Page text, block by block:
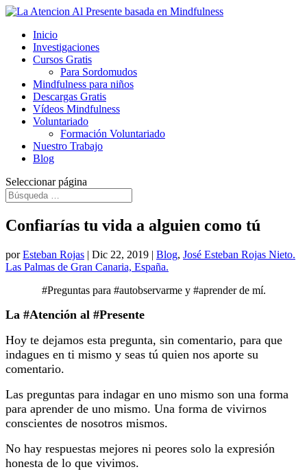
Inicio
Investigaciones
Cursos Gratis
Para Sordomudos
Mindfulness para niños
Descargas Gratis
Vídeos Mindfulness
Voluntariado
Formación Voluntariado
Nuestro Trabajo
Blog
Seleccionar página
Confiarías tu vida a alguien como tú
porEsteban Rojas | Dic 22, 2019 | Blog, José Esteban Rojas Nieto.
Las Palmas de Gran Canaria, España.
#Preguntas para #autobservarme y #aprender de mí.
La #Atención al #Presente
Hoy te dejamos esta pregunta, sin comentario, para que
indagues en ti mismo y seas tú quien nos aporte su
comentario.
Las preguntas para indagar en uno mismo son una forma
para aprender de uno mismo. Una forma de vivirnos
conscientes de nosotros mismos.
No hay respuestas mejores ni peores solo la expresión
honesta de lo que vivimos.